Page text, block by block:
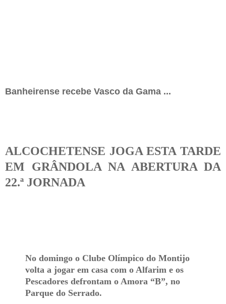
Banheirense recebe Vasco da Gama ...
ALCOCHETENSE JOGA ESTA TARDE
EM GRÂNDOLA NA ABERTURA DA
22.ª JORNADA
No domingo o Clube Olímpico do Montijo
volta a jogar em casa com o Alfarim e os
Pescadores defrontam o Amora “B”, no
Parque do Serrado.